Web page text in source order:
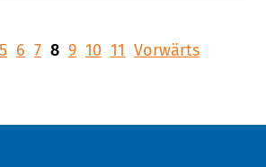
5 6 7 8 9 10 11 Vorwärts